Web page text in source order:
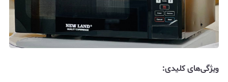
ویژگی‌های کلیدی: